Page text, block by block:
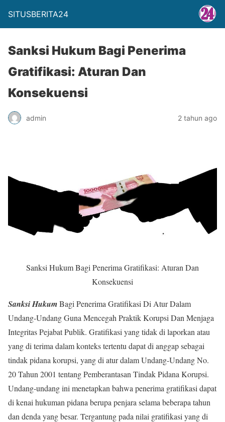
SITUSBERITA24
Sanksi Hukum Bagi Penerima
Gratifikasi: Aturan Dan
Konsekuensi
admin 2 tahun ago
Sanksi Hukum Bagi Penerima Gratifikasi: Aturan Dan
Konsekuensi
Sanksi HukumBagi Penerima Gratifikasi Di Atur Dalam
Undang-Undang Guna Mencegah Praktik Korupsi Dan Menjaga
Integritas Pejabat Publik. Gratifikasi yang tidak di laporkan atau
yang di terima dalam konteks tertentu dapat di anggap sebagai
tindak pidana korupsi, yang di atur dalam Undang-Undang No.
20 Tahun 2001 tentang Pemberantasan Tindak Pidana Korupsi.
Undang-undang ini menetapkan bahwa penerima gratifikasi dapat
di kenai hukuman pidana berupa penjara selama beberapa tahun
dan denda yang besar. Tergantung pada nilai gratifikasi yang di